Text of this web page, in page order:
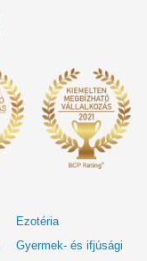
Ezotéria
Gyermek- és ifjúsági